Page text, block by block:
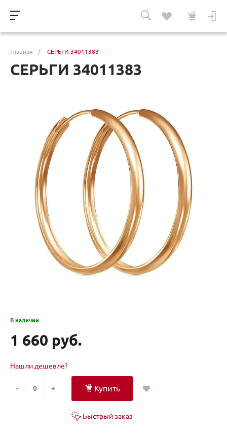
Главная / СЕРЬГИ 34011383
СЕРЬГИ 34011383
В наличии
1 660 руб.
Нашли дешевле?
- + Купить
Быстрый заказ